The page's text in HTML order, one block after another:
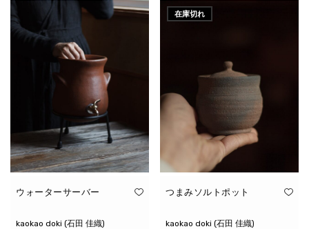
ウォーターサーバー
kaokao doki (石田 佳織)
在庫切れ
つまみソルトポット
kaokao doki (石田 佳織)